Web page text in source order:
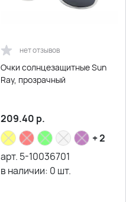
нет отзывов
Очки солнцезащитные Sun
Ray, прозрачный
209.40 р.
+ 2
арт. 5-10036701
в наличии: 0 шт.